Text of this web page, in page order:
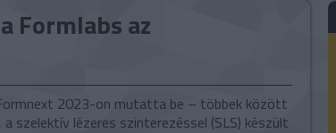
Formlabs az
2023-on mutatta be – többek között
szelektív lézeres szinterezéssel (SLS) készült